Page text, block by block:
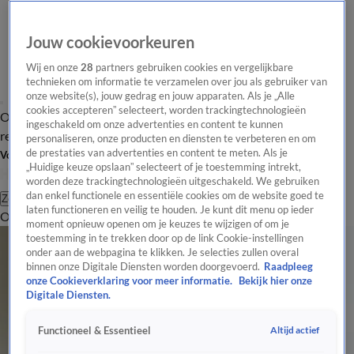
Overzicht Laatste nieuws Regionieuws Het beste van Hart
Tip de
redactie
Volg Hart van Nederland
Zoeken
OverzichtRegioUitzendingenWeerTip de redactiePanelVideo's
Jouw cookievoorkeuren
Wij en onze28 partners gebruiken cookies en vergelijkbare
technieken om informatie te verzamelen over jou als gebruiker van
onze website(s), jouw gedrag en jouw apparaten. Als je „Alle
cookies accepteren” selecteert, worden trackingtechnologieën
ingeschakeld om onze advertenties en content te kunnen
personaliseren, onze producten en diensten te verbeteren en om
de prestaties van advertenties en content te meten. Als je
„Huidige keuze opslaan” selecteert of je toestemming intrekt,
worden deze trackingtechnologieën uitgeschakeld. We gebruiken
dan enkel functionele en essentiële cookies om de website goed te
laten functioneren en veilig te houden. Je kunt dit menu op ieder
moment opnieuw openen om je keuzes te wijzigen of om je
toestemming in te trekken door op de link Cookie-instellingen
onder aan de webpagina te klikken. Je selecties zullen overal
binnen onze Digitale Diensten worden doorgevoerd. Raadpleeg
onze Cookieverklaring voor meer informatie.
Bekijk hier onze
Digitale Diensten.
Functioneel & Essentieel Altijd actief